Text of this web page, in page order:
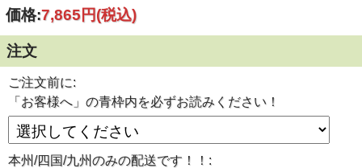
この商品は発送までの目安として、2営業日～5営業日(土/日/
ャンセル不可】となっております。
■屋内外工事現場の保護カバー、養生シート。
養生や目隠し、雨・風からの保護に使用します。
工事・業務用以外にもアウトドアキャンプ用や地面に座るた
めのござ・敷物の代用品としてご使用くださいませ。
レジャー/家庭菜園/DIY作業/園芸用などにご使用いただけま
す！！
■材質：ポリエチレン PE
価格:7,865円(税込)
注文
ご注文前に:
「お客様へ」の青枠内を必ずお読みください！
本州/四国/九州のみの配送です！！: